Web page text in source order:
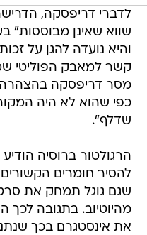
לדברי דריפסקה,
שווא שאינן מבוססות"
והיא נועדה להגן על
קשר למאבק הפוליטי
מסר דריפסקה בהצהרה.
כפי שהוא לא היה
שדלף".
הרגולטור ברוסיה
להסיר חומרים
שגם גוגל תמחק את
מהיוטיוב. בתגובה לכך
את אינסטגרם בכך